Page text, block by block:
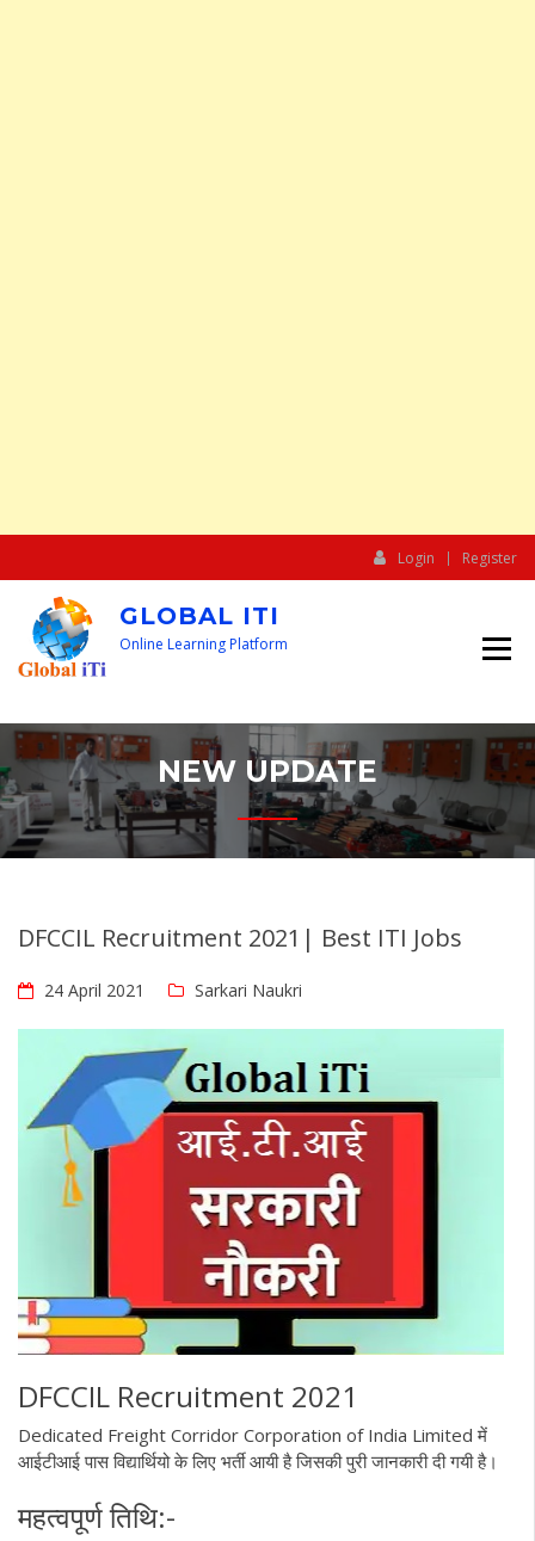
Login Register
GLOBAL ITI
Online Learning Platform
NEW UPDATE
DFCCIL Recruitment 2021| Best ITI Jobs
24 April 2021 Sarkari Naukri
DFCCIL Recruitment 2021
Dedicated Freight Corridor Corporation of India Limited में
आईटीआई पास विद्यार्थियो के लिए भर्ती आयी है जिसकी पुरी जानकारी दी गयी है।
महत्वपूर्ण तिथि:-